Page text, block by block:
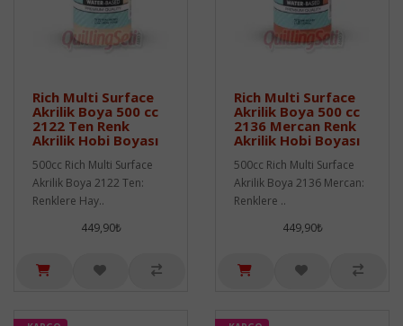
Rich Multi Surface
Akrilik Boya 500 cc
2122 Ten Renk
Akrilik Hobi Boyası
500cc Rich Multi Surface
Akrilik Boya 2122 Ten:
Renklere Hay..
449,90₺
Rich Multi Surface
Akrilik Boya 500 cc
2136 Mercan Renk
Akrilik Hobi Boyası
500cc Rich Multi Surface
Akrilik Boya 2136 Mercan:
Renklere ..
449,90₺